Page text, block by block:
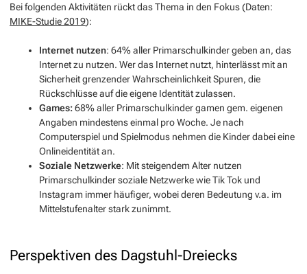
Bei folgenden Aktivitäten rückt das Thema in den Fokus (Daten:
MIKE-Studie 2019):
Internet nutzen: 64% aller Primarschulkinder geben an, das
Internet zu nutzen. Wer das Internet nutzt, hinterlässt mit an
Sicherheit grenzender Wahrscheinlichkeit Spuren, die
Rückschlüsse auf die eigene Identität zulassen.
Games:68% aller Primarschulkinder gamen gem. eigenen
Angaben mindestens einmal pro Woche. Je nach
Computerspiel und Spielmodus nehmen die Kinder dabei eine
Onlineidentität an.
Soziale Netzwerke: Mit steigendem Alter nutzen
Primarschulkinder soziale Netzwerke wie Tik Tok und
Instagram immer häufiger, wobei deren Bedeutung v.a. im
Mittelstufenalter stark zunimmt.
Perspektiven des Dagstuhl-Dreiecks